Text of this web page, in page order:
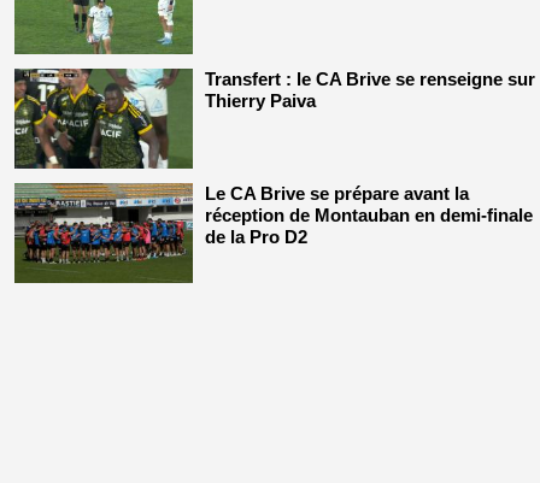
Transfert : le CA Brive se renseigne sur
Thierry Paiva
Le CA Brive se prépare avant la
réception de Montauban en demi-finale
de la Pro D2